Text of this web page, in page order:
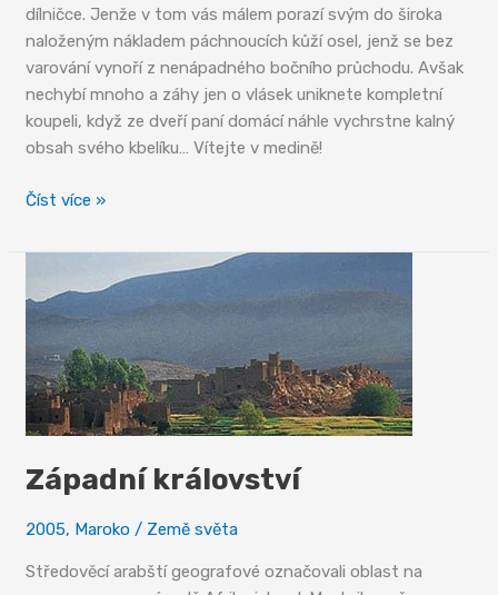
dílničce. Jenže v tom vás málem porazí svým do široka
naloženým nákladem páchnoucích kůží osel, jenž se bez
varování vynoří z nenápadného bočního průchodu. Avšak
nechybí mnoho a záhy jen o vlásek uniknete kompletní
koupeli, když ze dveří paní domácí náhle vychrstne kalný
obsah svého kbelíku… Vítejte v medině!
Medina
žijící
středověké
město
Číst více »
Západní království
2005, Maroko / Země světa
Středověcí arabští geografové označovali oblast na